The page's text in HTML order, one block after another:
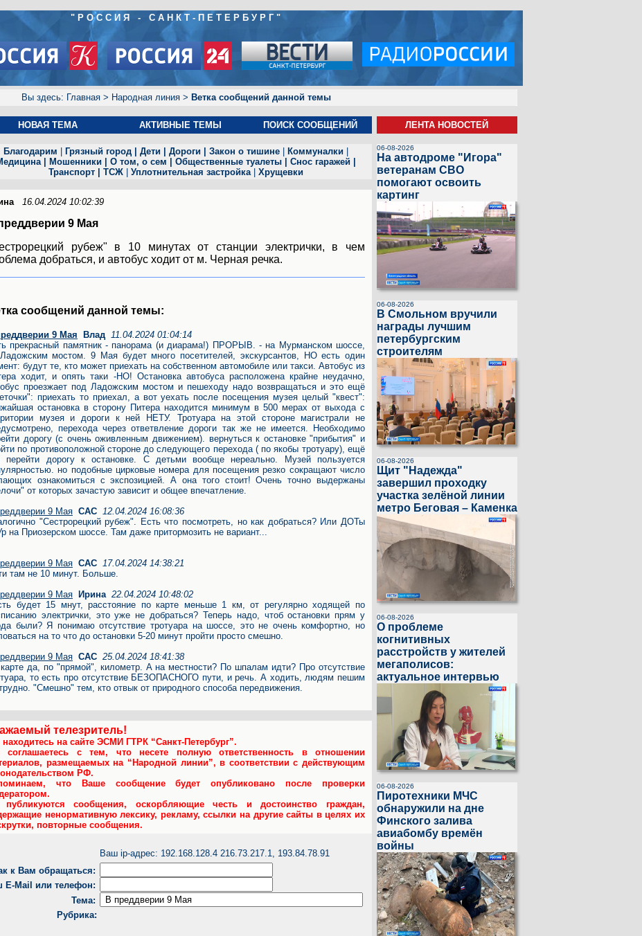
"РОССИЯ - САНКТ-ПЕТЕРБУРГ"
Вы здесь: Главная > Народная линия > Ветка сообщений данной темы
НОВАЯ ТЕМА АКТИВНЫЕ ТЕМЫ ПОИСК СООБЩЕНИЙ
Благодарим Грязный город| Дети Дороги Закон о тишине| Коммуналки
| Мошенники О том, о сем Общественные туалеты| Снос гаражей
Транспорт| ТСЖ| Уплотнительная застройка| Хрущевки
16.04.2024 10:02:39
9 Мая
рубеж" в 10 минутах от станции электрички, в чем
добраться, и автобус ходит от м. Черная речка.
сообщений данной темы:
9 Мая Влад 11.04.2024 01:04:14
прекрасный памятник - панорама (и диарама!) ПРОРЫВ. - на Мурманском шоссе,
мостом. 9 Мая будет много посетителей, экскурсантов, НО есть один
будут те, кто может приехать на собственном автомобиле или такси. Автобус из
ходит, и опять таки -НО! Остановка автобуса расположена крайне неудачно,
проезжает под Ладожским мостом и пешеходу надо возвращаться и это ещё
приехать то приехал, а вот уехать после посещения музея целый "квест":
остановка в сторону Питера находится минимум в 500 мерах от выхода с
музея и дороги к ней НЕТУ. Тротуара на этой стороне магистрали не
перехода через ответвление дороги так же не имеется. Необходимо
дорогу (с очень оживленным движением). вернуться к остановке "прибытия" и
по противоположной стороне до следующего перехода ( по якобы тротуару), ещё
перейти дорогу к остановке. С детьми вообще нереально. Музей пользуется
но подобные цирковые номера для посещения резко сокращают число
ознакомиться с экспозицией. А она того стоит! Очень точно выдержаны
от которых зачастую зависит и общее впечатление.
9 Мая САС 12.04.2024 16:08:36
"Сестрорецкий рубеж". Есть что посмотреть, но как добраться? Или ДОТы
на Приозерском шоссе. Там даже притормозить не вариант...
9 Мая САС 17.04.2024 14:38:21
там не 10 минут. Больше.
9 Мая
Ирина 22.04.2024 10:48:02
будет 15 мнут, расстояние по карте меньше 1 км, от регулярно ходящей по
электрички, это уже не добраться? Теперь надо, чтоб остановки прям у
были? Я понимаю отсутствие тротуара на шоссе, это не очень комфортно, но
на то что до остановки 5-20 минут пройти просто смешно.
9 Мая САС 25.04.2024 18:41:38
да, по "прямой", километр. А на местности? По шпалам идти? Про отсутствие
то есть про отсутствие БЕЗОПАСНОГО пути, и речь. А ходить, людям пешим
"Смешно" тем, кто отвык от природного способа передвижения.
телезритель!
на сайте ЭСМИ ГТРК “Санкт-Петербург”.
соглашаетесь с тем, что несете полную ответственность в отношении
размещаемых на “Народной линии”, в соответствии с действующим
РФ.
что Ваше сообщение будет опубликовано после проверки
публикуются сообщения, оскорбляющие честь и достоинство граждан,
ненормативную лексику, рекламу, ссылки на другие сайты в целях их
повторные сообщения.
Ваш ip-адрес: 192.168.128.4 216.73.217.1, 193.84.78.91
к Вам обращаться:
E-Mail или телефон:
Тема:
Рубрика:
ЛЕНТА НОВОСТЕЙ
06-08-2026
На автодроме "Игора"
ветеранам СВО
помогают освоить
картинг
06-08-2026
В Смольном вручили
награды лучшим
петербургским
строителям
06-08-2026
Щит "Надежда"
завершил проходку
участка зелёной линии
метро Беговая – Каменка
06-08-2026
О проблеме
когнитивных
расстройств у жителей
мегаполисов:
актуальное интервью
06-08-2026
Пиротехники МЧС
обнаружили на дне
Финского залива
авиабомбу времён
войны